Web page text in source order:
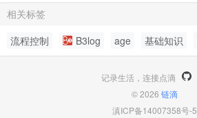
相关标签
流程控制
B3log age 基础知识
记录生活，连接点滴
© 2026 链滴
滇ICP备14007358号-5